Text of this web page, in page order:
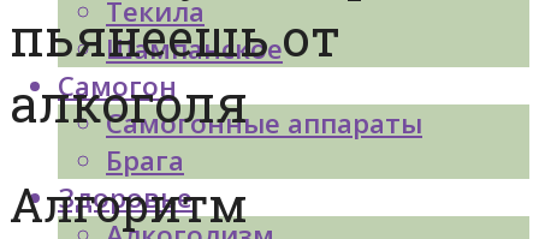
Текила
Шампанское
Самогон
Самогонные аппараты
Брага
Здоровье
пьянеешь от
алкоголя
Алгоритм